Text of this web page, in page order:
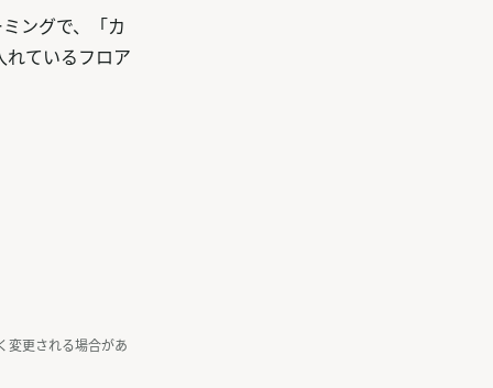
ングで、「カ
れているフロア
変更される場合があ